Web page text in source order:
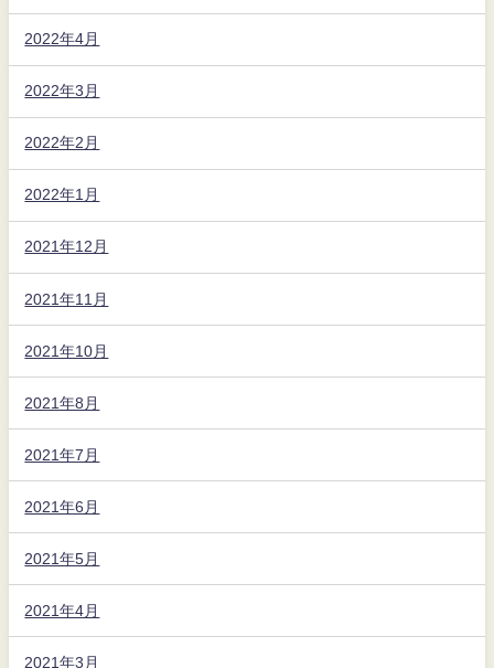
2022年4月
2022年3月
2022年2月
2022年1月
2021年12月
2021年11月
2021年10月
2021年8月
2021年7月
2021年6月
2021年5月
2021年4月
2021年3月